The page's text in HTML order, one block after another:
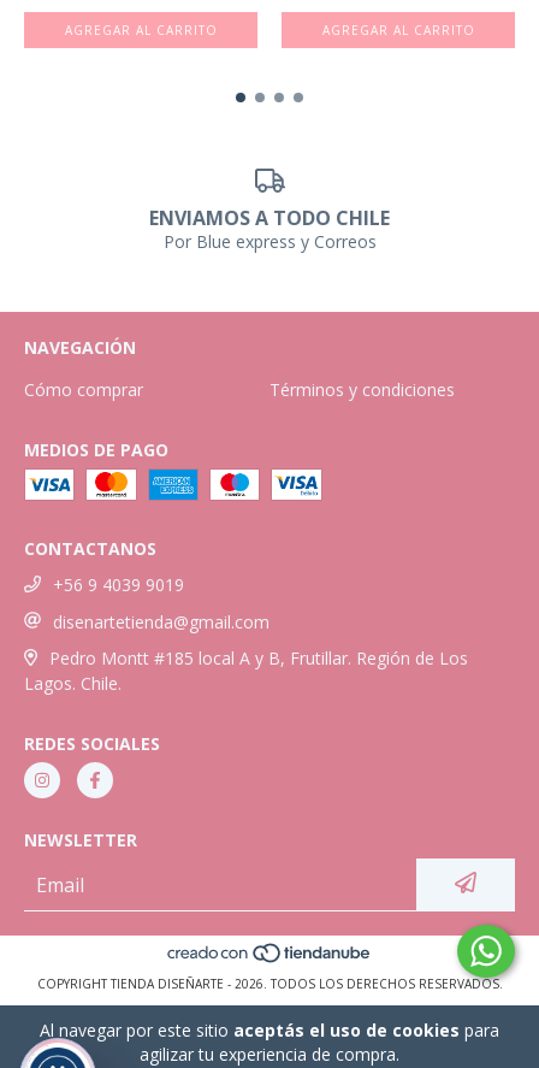
Al navegar por este sitio aceptás el uso de cookies para
agilizar tu experiencia de compra.
ENVIAMOS A TODO CHILE
Por Blue express y Correos
NAVEGACIÓN
Cómo comprar
Términos y condiciones
MEDIOS DE PAGO
CONTACTANOS
+56 9 4039 9019
disenartetienda@gmail.com
Pedro Montt #185 local A y B, Frutillar. Región de Los
Lagos. Chile.
REDES SOCIALES
NEWSLETTER
COPYRIGHT TIENDA DISEÑARTE - 2026. TODOS LOS DERECHOS RESERVADOS.